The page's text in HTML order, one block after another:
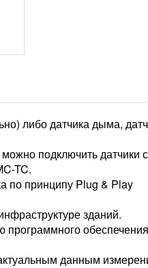
либо датчика дыма,
подключить датчики
TC.
по принципу Plug & Play
зданий.
данным